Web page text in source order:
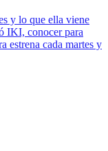
y lo que ella viene
IKI, conocer para
estrena cada martes y